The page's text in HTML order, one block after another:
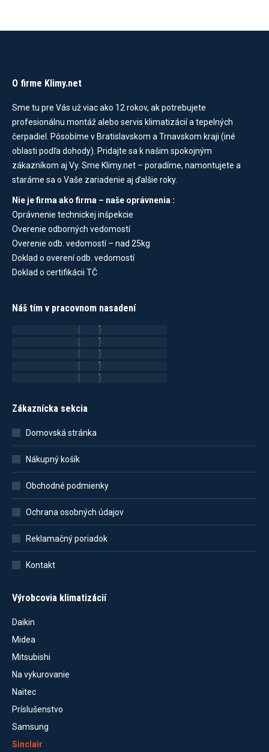
O firme Klimy.net
Sme tu pre Vás už viac ako 12 rokov, ak potrebujete
profesionálnu montáž alebo servis klimatizácií a tepelných
čerpadiel. Pôsobíme v Bratislavskom a Trnavskom kraji (iné
oblasti podľa dohody). Pridajte sa k našim spokojným
zákazníkom aj Vy. Sme Klimy.net – poradíme, namontujete a
staráme sa o Vaše zariadenie aj ďalšie roky.
Nie je firma ako firma – naše oprávnenia :
Oprávnenie technickej inšpekcie
Overenie odborných vedomostí
Overenie odb. vedomostí – nad 25kg
Doklad o overení odb. vedomostí
Doklad o certifikácii TČ
Náš tím v pracovnom nasadení
Zákaznícka sekcia
Domovská stránka
Nákupný košík
Obchodné podmienky
Ochrana osobných údajov
Reklamačný poriadok
Kontakt
Výrobcovia klimatizácií
Daikin
Midea
Mitsubishi
Na vykurovanie
Naitec
Príslušenstvo
Samsung
Sinclair